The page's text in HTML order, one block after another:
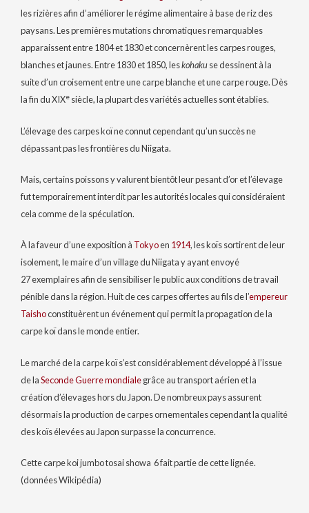
les rizières afin d’améliorer le régime alimentaire à base de riz des
paysans. Les premières mutations chromatiques remarquables
apparaissent entre 1804 et 1830 et concernèrent les carpes rouges,
blanches et jaunes. Entre 1830 et 1850, leskohakuse dessinent à la
suite d’un croisement entre une carpe blanche et une carpe rouge. Dès
la fin duXIXe siècle, la plupart des variétés actuelles sont établies.
L’élevage des carpes koï ne connut cependant qu’un succès ne
dépassant pas les frontières du Niigata.
Mais, certains poissons y valurent bientôt leur pesant d’or et l’élevage
fut temporairement interdit par les autorités locales qui considéraient
cela comme de la spéculation.
À la faveur d’une exposition à Tokyoen 1914, les koïs sortirent de leur
isolement, le maire d’un village du Niigata y ayant envoyé
27 exemplairesafin de sensibiliser le public aux conditions de travail
pénible dans la région. Huit de ces carpes offertes au fils de l’empereur
Taishoconstituèrent un événement qui permit la propagation de la
carpe koï dans le monde entier.
Le marché de la carpe koï s’est considérablement développé à l’issue
de laSeconde Guerre mondialegrâce au transport aérien et la
création d’élevages hors du Japon. De nombreux pays assurent
désormais la production de carpes ornementales cependant la qualité
des koïs élevées au Japon surpasse la concurrence.
Cette carpe koi jumbo tosai showa 6 fait partie de cette lignée.
(données Wikipédia)